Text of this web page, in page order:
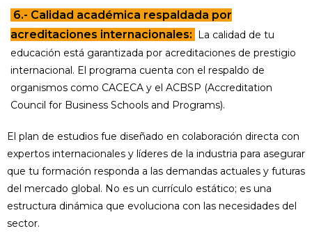
6.- Calidad académica respaldada por
acreditaciones internacionales:
La calidad de tu
educación está garantizada por acreditaciones de prestigio
internacional. El programa cuenta con el respaldo de
organismos como CACECA y el ACBSP (Accreditation
Council for Business Schools and Programs).
El plan de estudios fue diseñado en colaboración directa con
expertos internacionales y líderes de la industria para asegurar
que tu formación responda a las demandas actuales y futuras
del mercado global. No es un currículo estático; es una
estructura dinámica que evoluciona con las necesidades del
sector.